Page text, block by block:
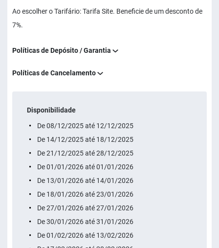
Ao escolher o Tarifário: Tarifa Site. Beneficie de um desconto de
7%.
Políticas de Depósito / Garantia
Políticas de Cancelamento
Disponibilidade
De 08/12/2025 até 12/12/2025
De 14/12/2025 até 18/12/2025
De 21/12/2025 até 28/12/2025
De 01/01/2026 até 01/01/2026
De 13/01/2026 até 14/01/2026
De 18/01/2026 até 23/01/2026
De 27/01/2026 até 27/01/2026
De 30/01/2026 até 31/01/2026
De 01/02/2026 até 13/02/2026